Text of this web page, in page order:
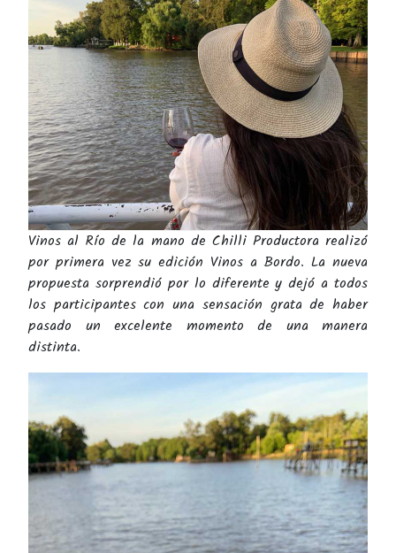
Vinos al Río de la mano de Chilli Productora realizó
por primera vez su edición Vinos a Bordo. La nueva
propuesta sorprendió por lo diferente y dejó a todos
los participantes con una sensación grata de haber
pasado un excelente momento de una manera
distinta.